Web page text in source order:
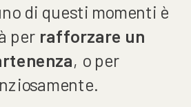
di questi momenti è
per rafforzare un
, o per